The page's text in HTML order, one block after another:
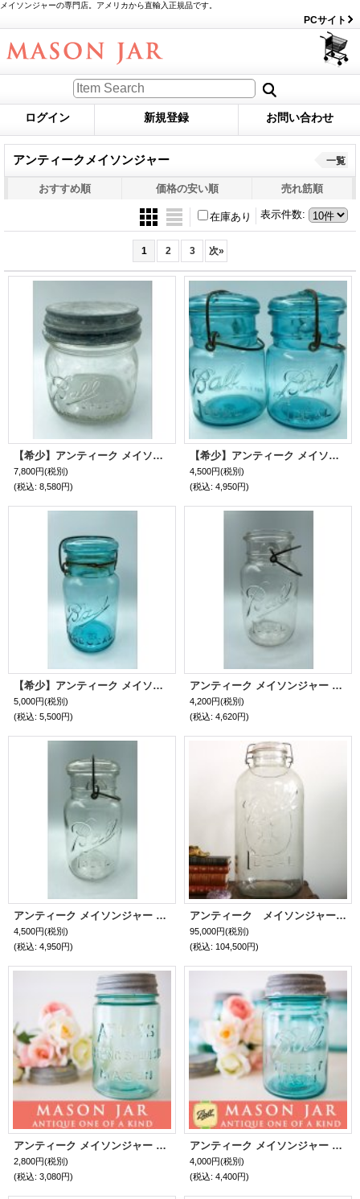
メイソンジャーの専門店。アメリカから直輸入正規品です。
PCサイト
ログイン 新規登録 お問い合わせ
アンティークメイソンジャー 一覧
おすすめ順 価格の安い順 売れ筋順
表示件数:
在庫あり
1 2 3 次»
【希少】アンティーク メイソンジャー Ball Mason jar ビンテージ Zinc蓋つき クリア
7,800円(税別)
(税込: 8,580円)
【希少】アンティーク メイソンジャー Ball Mason jar ビンテージ スモール ワイヤー型 ブルー
4,500円(税別)
(税込: 4,950円)
【希少】アンティーク メイソンジャー Ball Mason jar ビンテージ Quart(クォート) ワイヤー型 ブルー瓶/ブルー蓋
5,000円(税別)
(税込: 5,500円)
アンティーク メイソンジャー Ball Mason jar ビンテージ Quart(クォート) ワイヤー型 クリア瓶/蓋なし
4,200円(税別)
(税込: 4,620円)
アンティーク メイソンジャー Ball Mason jar ビンテージ Quart(クォート) ワイヤー型 クリア瓶/クリア蓋
4,500円(税別)
(税込: 4,950円)
アンティーク メイソンジャー 限定１点のみ！超希少レア！Ball社特大メイソンジャー インテリア用 ワイヤー＆蓋付き
95,000円(税別)
(税込: 104,500円)
アンティーク メイソンジャー ATLAS Mason jar ビンテージ Pint(パイント) Zinc蓋つき ブルー
2,800円(税別)
(税込: 3,080円)
アンティーク メイソンジャー Ball Mason jar ビンテージ Pint(パイント) Zinc蓋つき ブルー
4,000円(税別)
(税込: 4,400円)